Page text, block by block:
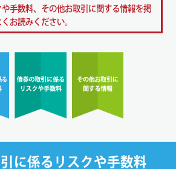
手数料、その他お取引に関する情報を掲
お読みください。
に係るリスクや手数料